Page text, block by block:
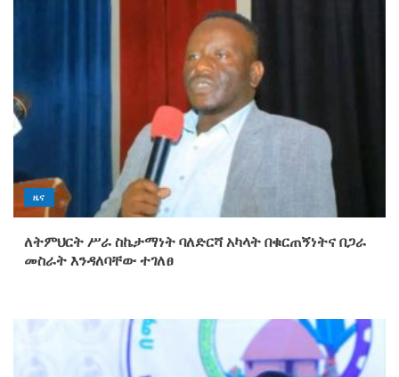
ዜና
ለትምህርት ሥራ ስኬታማነት ባለድርሻ አካላት በቁርጠኝነትና በጋራ
መስራት እንዳለባቸው ተገለፀ